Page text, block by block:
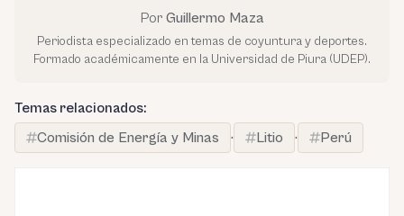
Por Guillermo Maza
Periodista especializado en temas de coyuntura y deportes.
Formado académicamente en la Universidad de Piura (UDEP).
Temas relacionados:
Comisión de Energía y Minas
· Litio · Perú